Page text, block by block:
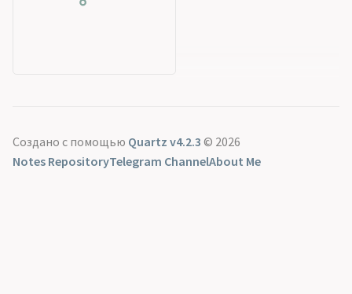
Создано с помощью Quartz v4.2.3 © 2026
Notes RepositoryTelegram ChannelAbout Me